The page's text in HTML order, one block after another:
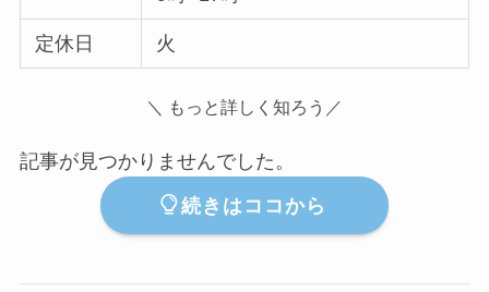
定休日 火
＼ もっと詳しく知ろう／
記事が見つかりませんでした。
続きはココから